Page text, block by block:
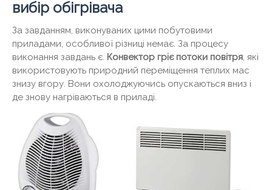
вибір обігрівача
За завданням, виконуваних цими побутовими
приладами, особливої ​​різниці немає. За процесу
виконання завдань є. Конвектор гріє потоки повітря, які
використовують природний переміщення теплих мас
знизу вгору. Вони охолоджуючись опускаються вниз і
де знову нагріваються в приладі.